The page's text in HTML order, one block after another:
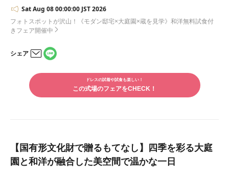
たからです。 ですが、実際に会場へ伺うと、趣のある素敵な
建物や自然を感じられるロケーションにとても惹かれました。
また、プランナーの方のお話もわかりやすく、具体的にイメー
スも用意されているため特に問題はありませんでした。何より
におすすめしたい会場です。 打ち合わせもスムーズで、自分
たちのやりたいことを妥協せずたくさん詰め込ませていただき
ました。さらに様々なご提案もいただき、最終的には二人とも
Sat Aug 08 00:00:00 JST 2026
フォトスポットが沢山！《モダン邸宅×大庭園×蔵を見学》和洋無料試食付
きフェア開催中
シェア
ルで
シェ
アす
る
で
ドレスの試着や試食も楽しい！
この式場のフェアをCHECK！
【国有形文化財で贈るもてなし】四季を彩る大庭
園と和洋が融合した美空間で温かな一日